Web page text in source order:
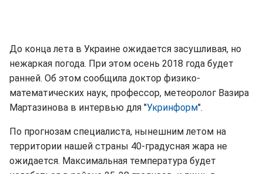
До конца лета в Украине ожидается засушливая, но
нежаркая погода. При этом осень 2018 года будет
ранней. Об этом сообщила доктор физико-
математических наук, профессор, метеоролог Вазира
Мартазинова в интервью для "Укринформ".
По прогнозам специалиста, нынешним летом на
территории нашей страны 40-градусная жара не
ожидается. Максимальная температура будет